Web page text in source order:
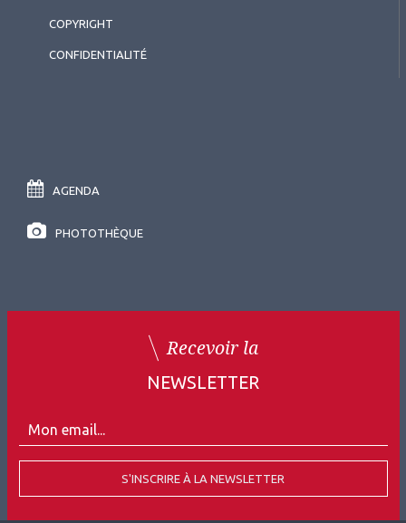
COPYRIGHT
CONFIDENTIALITÉ
AGENDA
PHOTOTHÈQUE
Recevoir la
NEWSLETTER
S'INSCRIRE À LA NEWSLETTER